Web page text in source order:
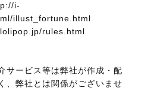
i-
illust_fortune.html
rules.html
サービス等は弊社が作成・配
、弊社とは関係がございませ